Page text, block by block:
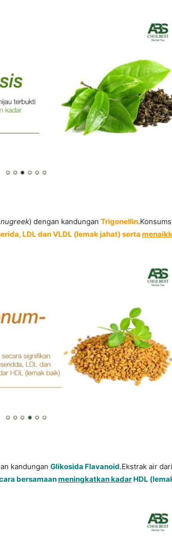
) dengan kandungan Trigonellin
LDL dan VLDL (lemak jahat) serta
kandungan Glikosida Flavanoid.Ekstrak air
bersamaanmeningkatkan kadar HDL